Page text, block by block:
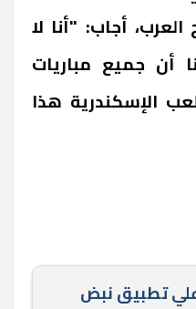
أجاب: "أنا لا
أن جميع مباريات
الإسكندرية هذا
تطبيق نبض